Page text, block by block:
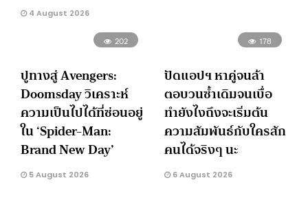
4 August 2026
202
ปูทางสู่ Avengers:
Doomsday วิเคราะห์
ความเป็นไปได้ที่ซ่อนอยู่
ใน ‘Spider-Man:
Brand New Day’
5 August 2026
178
ปัดแอปฯ หาคู่จนล้า
ตอบวนซ้ำเดิมจนเบื่อ
ทำยังไงถึงจะเริ่มต้น
ความสัมพันธ์กับใครสัก
คนได้จริงๆ นะ
6 August 2026